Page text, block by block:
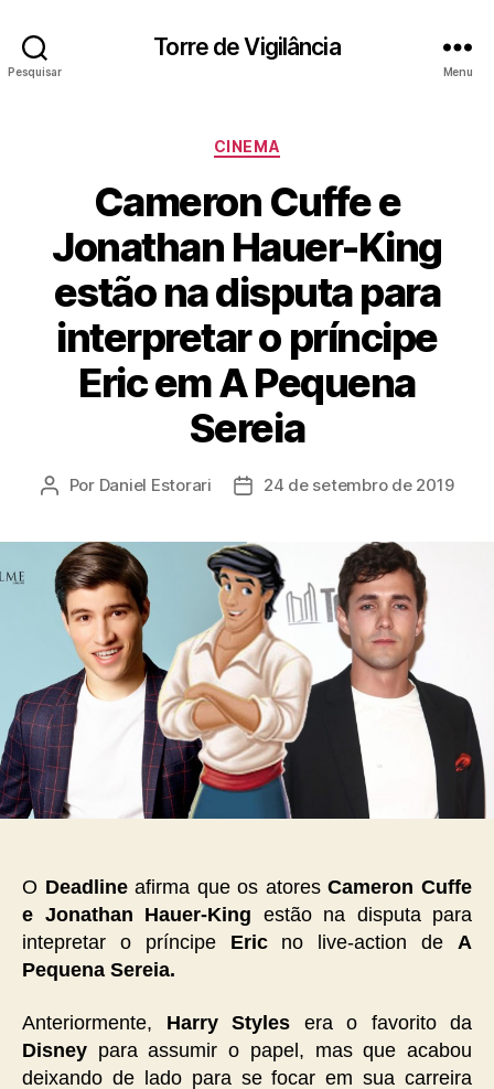
Pesquisar
Torre de Vigilância
Menu
Categorias
CINEMA
Cameron Cuffe e
Jonathan Hauer-King
estão na disputa para
interpretar o príncipe
Eric em A Pequena
Sereia
Autor
Por Daniel Estorari
Data24 de setembro de 2019
O Deadlineafirma que os atoresCameron Cuffe
e Jonathan Hauer-King estão na disputa para
intepretar o príncipe Ericno live-action deA
Pequena Sereia.
Anteriormente, Harry Styles era o favorito da
Disney para assumir o papel, mas que acabou
deixando de lado para se focar em sua carreira